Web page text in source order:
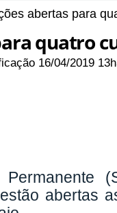
abertas para
quatro
16/04/2019
abertas